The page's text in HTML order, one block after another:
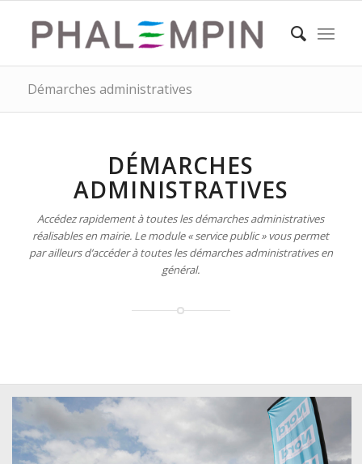
Démarches administratives
DÉMARCHES
ADMINISTRATIVES
Accédez rapidement à toutes les démarches administratives
réalisables en mairie. Le module « service public » vous permet
par ailleurs d’accéder à toutes les démarches administratives en
général.